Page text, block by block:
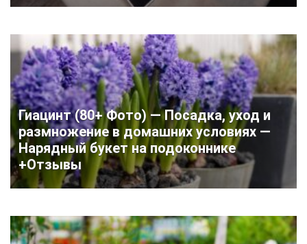
Гиацинт (80+ Фото) — Посадка, уход и
размножение в домашних условиях —
Нарядный букет на подоконнике
+Отзывы